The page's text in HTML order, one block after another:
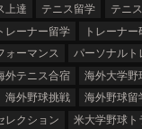
上達 テニス留学
テニ
レーナー留学
トレーナー
ォーマンス
パーソナルト
外テニス合宿
海外大学野
海外野球挑戦 海外野球留
レクション
米大学野球ト